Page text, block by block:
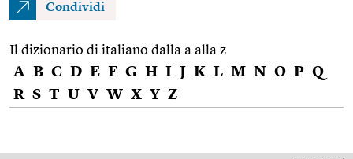
Condividi
Il dizionario di italiano dalla a alla z
A B C D E F G H I J K L M N O P Q
R S T U V W X Y Z